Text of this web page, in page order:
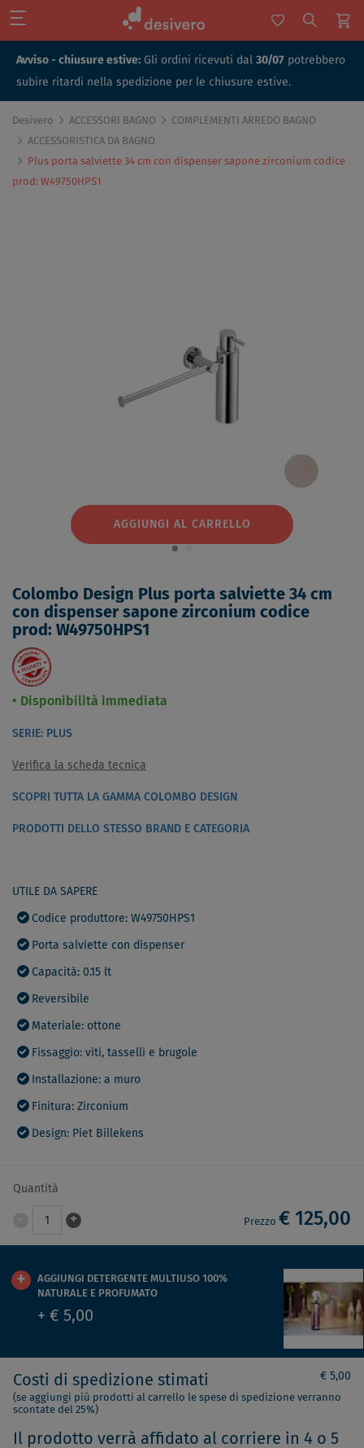
Avviso - chiusure estive: Gli ordini ricevuti dal 30/07 potrebbero
subire ritardi nella spedizione per le chiusure estive.
Desivero ACCESSORI BAGNO
COMPLEMENTI ARREDO BAGNO
ACCESSORISTICA DA BAGNO
Plus porta salviette 34 cm con dispenser sapone zirconium codice
prod: W49750HPS1
AGGIUNGI AL CARRELLO
Colombo Design Plus porta salviette 34 cm
con dispenser sapone zirconium codice
prod: W49750HPS1
Disponibilità immediata
SERIE: PLUS
Verifica la scheda tecnica
SCOPRI TUTTA LA GAMMA COLOMBO DESIGN
PRODOTTI DELLO STESSO BRAND E CATEGORIA
UTILE DA SAPERE
Codice produttore: W49750HPS1
Porta salviette con dispenser
Capacità: 0.15 lt
Reversibile
Materiale: ottone
Fissaggio: viti, tasselli e brugole
Installazione: a muro
Finitura: Zirconium
Design: Piet Billekens
Quantità
1 + Prezzo € 125,00
AGGIUNGI DETERGENTE MULTIUSO 100%
NATURALE E PROFUMATO
+ € 5,00
Costi di spedizione stimati € 5,00
(se aggiungi più prodotti al carrello le spese di spedizione verranno
scontate del 25%)
Il prodotto verrà affidato al corriere in 4 o 5